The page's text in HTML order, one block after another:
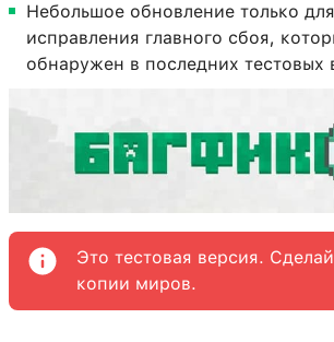
Небольшое обновление только
исправления главного сбоя,
обнаружен в последних тестовых
Это тестовая версия.
копии миров.